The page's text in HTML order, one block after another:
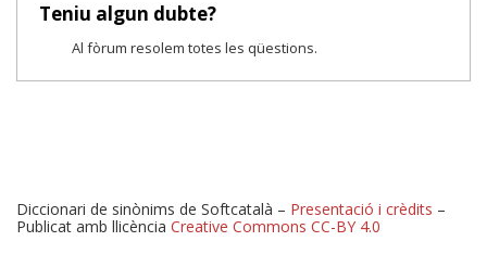
Teniu algun dubte?
Al fòrum resolem totes les qüestions.
Diccionari de sinònims de Softcatalà – Presentació i crèdits –
Publicat amb llicència Creative Commons CC-BY 4.0